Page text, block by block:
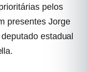
pelos
presentes Jorge
estadual